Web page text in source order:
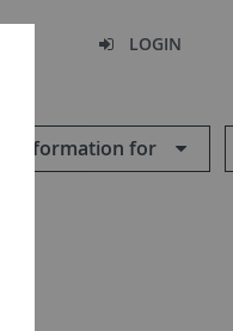
LOGIN
Information for